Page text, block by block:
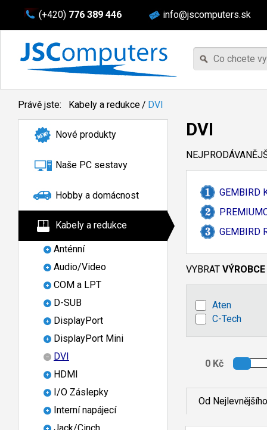
(+420) 776 389 446 info@jscomputers.sk
Právě jste: Kabely a redukce/ DVI
Nové produkty
Naše PC sestavy
Hobby a domácnost
Kabely a redukce
Anténní
Audio/Video
COM a LPT
D-SUB
DisplayPort
DisplayPort Mini
DVI
HDMI
I/O Záslepky
Interní napájecí
DVI
GEMBIRD
GEMBIRD
VYBRAT VÝROBCE
Aten
C-Tech
Od Nejlevnějšího